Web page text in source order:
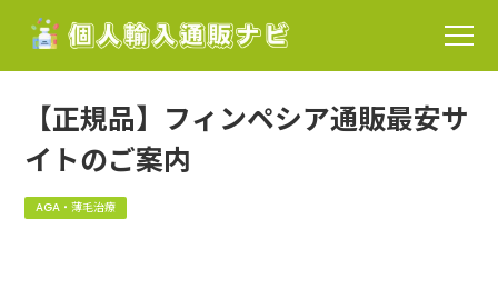
【正規品】フィンペシア通販最安サ
イトのご案内
AGA・薄毛治療